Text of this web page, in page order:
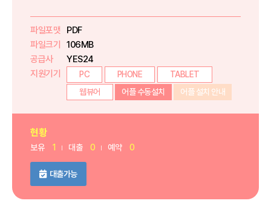
파일포맷
PDF
파일크기
106MB
공급사
YES24
지원기기
PC PHONE
TABLET
웹뷰어
어플 수동설치 어플 설치 안내
현황
보유 1 대출 0 예약 0
대출가능